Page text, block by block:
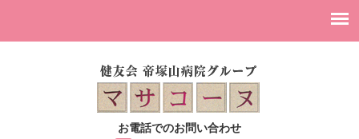
お電話でのお問い合わせ